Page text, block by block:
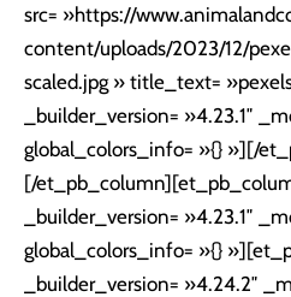
src= »https://
content/uploads/2023/12/
scaled.jpg » title_text=
_builder_version= »4.23.1″
global_colors_info= »{} »][/
[/
_builder_version= »4.23.1″
global_colors_info= »{}
_builder_version= »4.24.2″